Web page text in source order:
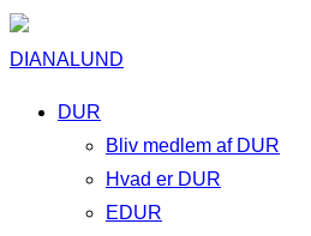
DIANALUND
DUR
Bliv medlem af DUR
Hvad er DUR
EDUR